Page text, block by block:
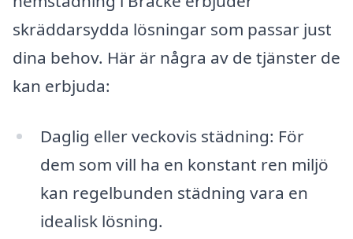
skräddarsydda lösningar som passar just
dina behov. Här är några av de tjänster de
kan erbjuda:
Daglig eller veckovis städning: För
dem som vill ha en konstant ren miljö
kan regelbunden städning vara en
idealisk lösning.